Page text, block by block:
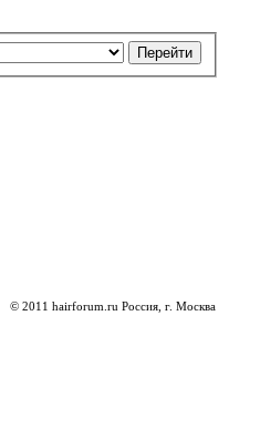
© 2011 hairforum.ru Россия, г. Москва